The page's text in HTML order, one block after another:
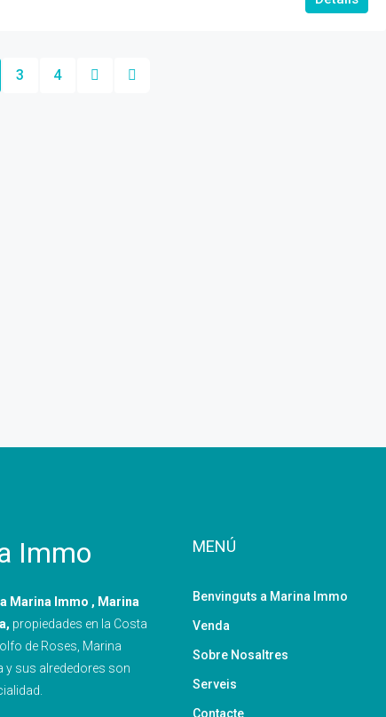
3 4
Immo
Marina Immo , Marina
propiedades en la Costa
de Roses, Marina
y sus alrededores son
MENÚ
Benvinguts a Marina Immo
Venda
Sobre Nosaltres
Serveis
Contacte